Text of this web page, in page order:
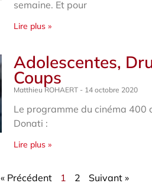
semaine. Et pour
Lire plus »
Adolescentes,
Coups
Matthieu ROHAERT 14 octobre 2020
Le programme du cinéma 400
Donati :
Lire plus »
« Précédent 1 2 Suivant »